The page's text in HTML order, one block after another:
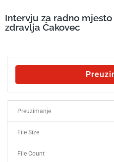
Intervju za radno
zdravlja Čakovec
Preuzimanje
File Size
File Count